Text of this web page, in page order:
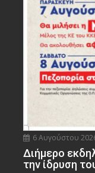
6 Αυγούστου
Διήμερο
την ίδρυση